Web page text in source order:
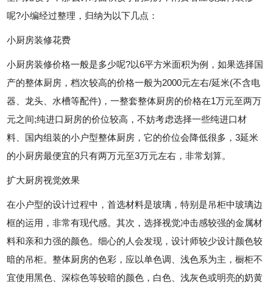
呢?小编经过整理，归纳为以下几点：
小厨房装修花费
小厨房装修价格一般是多少呢?以6平方米面积为例，如果选择国
产的整体厨房，档次较高的价格一般为2000元左右/延米(不含电
器、龙头、水槽等配件)，一整套整体厨房的价格在1万元至两万
元之间;纯进口厨房的价位较高，不妨考虑选择一些纯进口材
料、国内组装的小户型整体厨房，它的价位会降低很多，3延米
的小厨房最便宜的只有两万元至3万元左右，非常划算。
扩大厨房视觉效果
在小户型的设计过程中，首选材料是玻璃，特别是吊柜中玻璃边
框的运用，非常有现代感。其次，选择视觉冲击感较强的金属材
料和亲和力强的颜色。细心的人会发现，设计师较少设计颜色较
暗的吊柜。整体厨房的色彩，应以单色调、浅色系为主，橱柜不
宜使用黑色、深棕色等较暗的颜色，白色、浅灰色或明亮的奶黄